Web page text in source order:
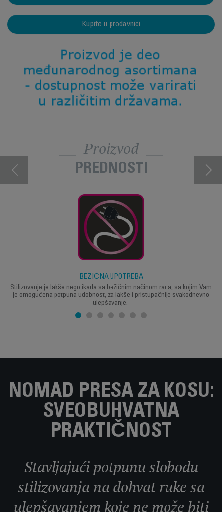
Kupite u prodavnici
Proizvod
PREDNOSTI
BEŽIČNA UPOTREBA
Stilizovanje je lakše nego ikada sa bežičnim načinom rada, sa kojim Vam
je omogućena potpuna udobnost, za lakše i pristupačnije svakodnevno
ulepšavanje.
NOMAD PRESA ZA KOSU:
SVEOBUHVATNA
PRAKTIČNOST
Stavljajući potpunu slobodu
stilizovanja na dohvat ruke sa
ulepšavanjem koje ne može biti